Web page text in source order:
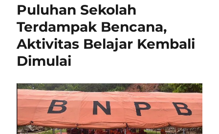
Puluhan Sekolah
Terdampak Bencana,
Aktivitas Belajar Kembali
Dimulai